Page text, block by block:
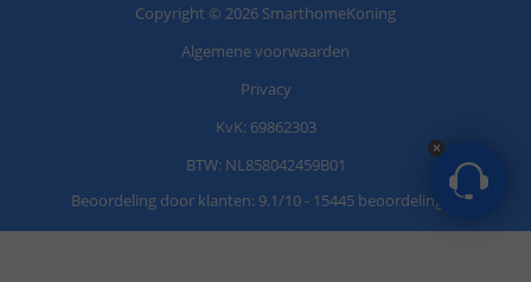
Copyright © 2026 SmarthomeKoning
Algemene voorwaarden
Privacy
KvK: 69862303
BTW: NL858042459B01
Beoordeling door klanten: 9.1/10- 15445 beoordelingen